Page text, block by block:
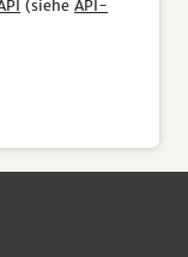
(siehe API-